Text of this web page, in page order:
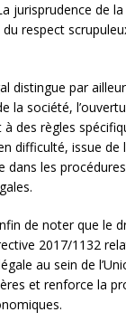
jurisprudence de la
du respect
distingue par
la société,
des règles
difficulté, issue de
dans les
de noter que le
2017/1132
au sein de
et renforce la